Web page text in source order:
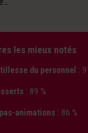
les mieux notés
du personnel :
: 89 %
animations : 86 %